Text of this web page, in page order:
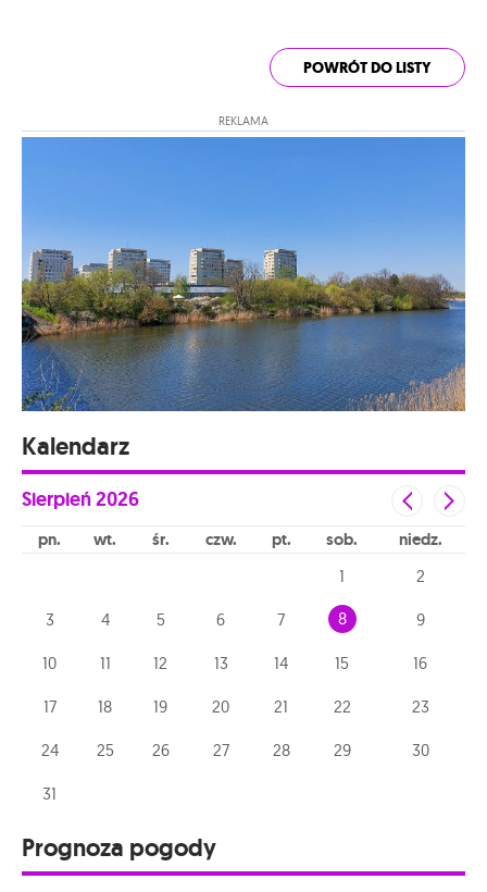
POWRÓT DO LISTY
REKLAMA
Kalendarz
Sierpień2026
pn wt śr czw pt sob niedz
1 2
3 4 5 6 7 8 9
10 11 12 13 14 15 16
17 18 19 20 21 22 23
24 25 26 27 28 29 30
31
Prognoza pogody